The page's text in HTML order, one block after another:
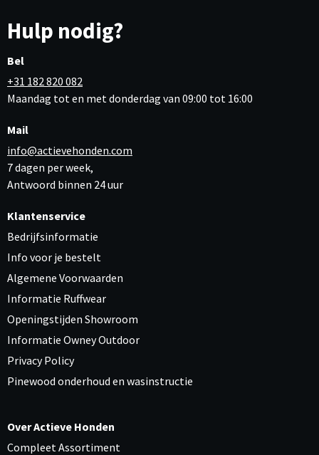
Hulp nodig?
Bel
+31 182 820 082
Maandag tot en met donderdag van 09:00 tot 16:00
Mail
info@actievehonden.com
7 dagen per week,
Antwoord binnen 24 uur
Klantenservice
Bedrijfsinformatie
Info voor je bestelt
Algemene Voorwaarden
Informatie Ruffwear
Openingstijden Showroom
Informatie Owney Outdoor
Privacy Policy
Pinewood onderhoud en wasinstructie
Over Actieve Honden
Compleet Assortiment